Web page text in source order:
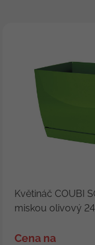
Květináč COUBI
miskou olivový
Cena na